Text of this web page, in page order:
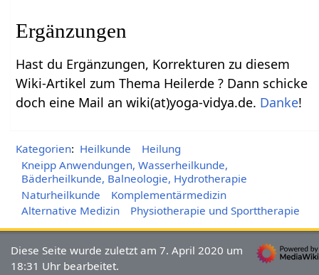
Ergänzungen
Hast du Ergänzungen, Korrekturen zu diesem
Wiki-Artikel zum Thema Heilerde ? Dann schicke
doch eine Mail an wiki(at)yoga-vidya.de. Danke!
Kategorien: Heilkunde
Heilung
Kneipp Anwendungen, Wasserheilkunde,
Bäderheilkunde, Balneologie, Hydrotherapie
Naturheilkunde
Komplementärmedizin
Alternative Medizin
Physiotherapie und Sporttherapie
Diese Seite wurde zuletzt am 7. April 2020 um
18:31 Uhr bearbeitet.